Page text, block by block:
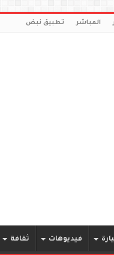
المباشر تطبيق نبض
فيديوهات ثقافة